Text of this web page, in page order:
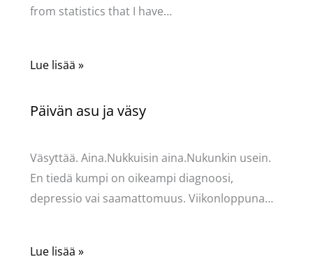
from statistics that I have…
Lue lisää »
Päivän asu ja väsy
Väsyttää. Aina.Nukkuisin aina.Nukunkin usein.
En tiedä kumpi on oikeampi diagnoosi,
depressio vai saamattomuus. Viikonloppuna…
Lue lisää »